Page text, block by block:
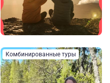
Комбинированные туры